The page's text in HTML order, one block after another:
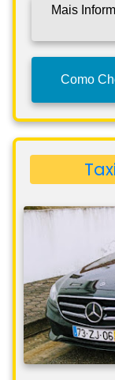
Mais
Como